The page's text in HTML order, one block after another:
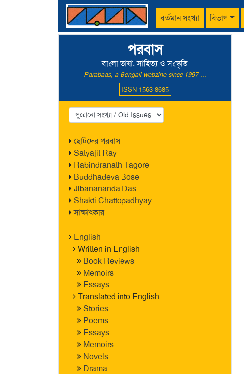
বর্তমান সংখ্যা বিভাগ
পরবাস
বাংলা ভাষা, সাহিত্য ও সংস্কৃতি
Parabaas, a Bengali webzine since 1997 ...
ISSN 1563-8685
ছোটদের পরবাস
Satyajit Ray
Rabindranath Tagore
Buddhadeva Bose
Jibanananda Das
Shakti Chattopadhyay
সাক্ষাৎকার
English
Written in English
Book Reviews
Memoirs
Essays
Translated into English
Stories
Poems
Essays
Memoirs
Novels
Drama